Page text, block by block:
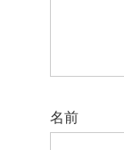
名前